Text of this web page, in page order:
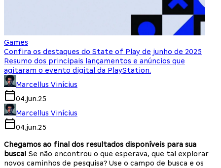
Games
Confira os destaques do State of Play de junho de 2025
Resumo dos principais lançamentos e anúncios que
agitaram o evento digital da PlayStation.
Marcellus Vinícius
04.jun.25
Marcellus Vinícius
04.jun.25
Chegamos ao final dos resultados disponíveis para sua
busca! Se não encontrou o que esperava, que tal explorar
novos caminhos de pesquisa? Use o campo de busca e os